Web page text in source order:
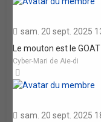
sam. 20 sept. 2025
Le mouton est le
Cyber-Mari de Aie-di
sam. 20 sept. 2025